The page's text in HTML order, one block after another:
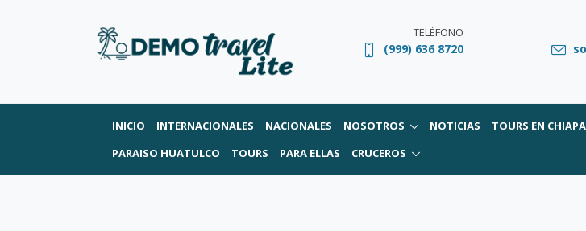
TELÉFONO
(999) 636 8720
INICIO INTERNACIONALES NACIONALES NOSOTROS NOTICIAS TOURS EN
PARAISO HUATULCO
TOURS PARA ELLAS CRUCEROS